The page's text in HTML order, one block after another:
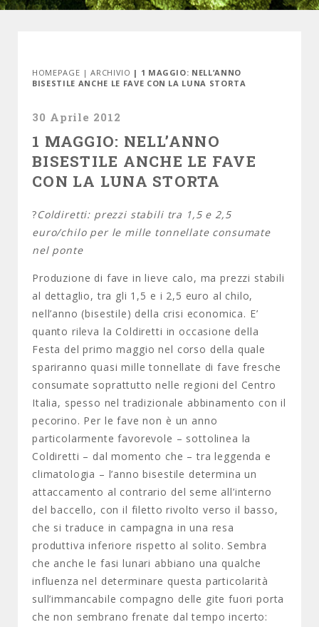
HOMEPAGE |ARCHIVIO | 1 MAGGIO: NELL’ANNO
BISESTILE ANCHE LE FAVE CON LA LUNA STORTA
30 Aprile 2012
1 MAGGIO: NELL’ANNO
BISESTILE ANCHE LE FAVE
CON LA LUNA STORTA
?Coldiretti: prezzi stabili tra 1,5 e 2,5
euro/chilo per le mille tonnellate consumate
nel ponte
Produzione di fave in lieve calo, ma prezzi stabili
al dettaglio, tra gli 1,5 e i 2,5 euro al chilo,
nell’anno (bisestile) della crisi economica. E’
quanto rileva la Coldiretti in occasione della
Festa del primo maggio nel corso della quale
spariranno quasi mille tonnellate di fave fresche
consumate soprattutto nelle regioni del Centro
Italia, spesso nel tradizionale abbinamento con il
pecorino. Per le fave non è un anno
particolarmente favorevole – sottolinea la
Coldiretti – dal momento che – tra leggenda e
climatologia – l’anno bisestile determina un
attaccamento al contrario del seme all’interno
del baccello, con il filetto rivolto verso il basso,
che si traduce in campagna in una resa
produttiva inferiore rispetto al solito. Sembra
che anche le fasi lunari abbiano una qualche
influenza nel determinare questa particolarità
sull’immancabile compagno delle gite fuori porta
che non sembrano frenate dal tempo incerto: